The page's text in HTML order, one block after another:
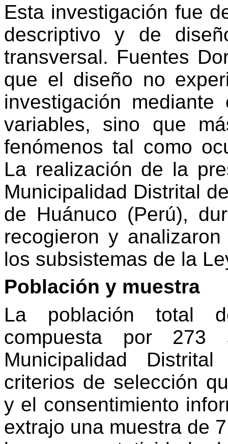
Esta investigación fue
descriptivo y de
transversal. Fuentes
que el diseño no
investigación
variables, sino que
fenómenos tal como
La realización de la
Municipalidad Distrital
de Huánuco (Perú),
recogieron y
los subsistemas de la
Población y muestra
La población total
compuesta por 273
Municipalidad
criterios de selección
y el consentimiento
extrajo una muestra de